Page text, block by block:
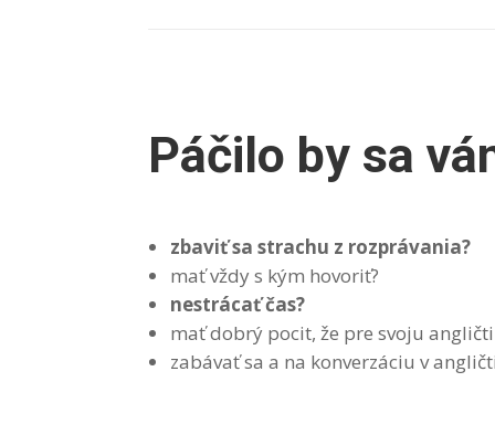
Páčilo by sa
zbaviť sa strachu z rozprávania?
mať vždy s kým hovoriť?
nestrácať čas?
mať dobrý pocit, že pre svoju
zabávať sa a na konverzáciu v